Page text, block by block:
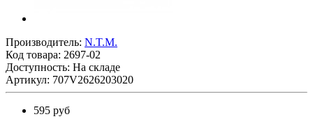
Производитель: N.T.M.
Код товара: 2697-02
Доступность: На складе
Артикул: 707V2626203020
595 руб